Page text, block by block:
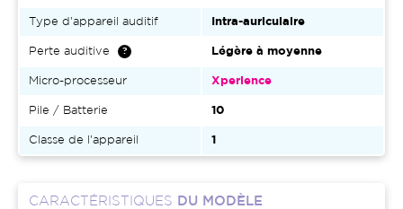
Type d'appareil auditif Intra-auriculaire
Perte auditive Légère à moyenne
Micro-processeur Xperience
Pile / Batterie 10
Classe de l'appareil 1
CARACTÉRISTIQUES DU MODÈLE